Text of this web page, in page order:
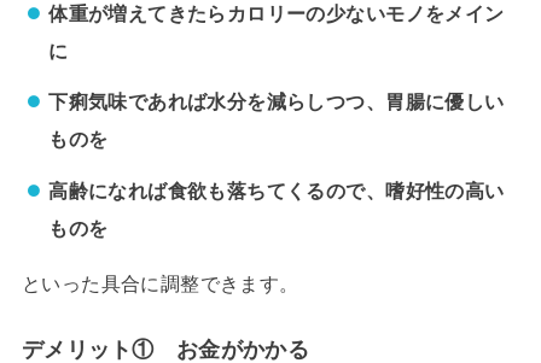
体重が増えてきたらカロリーの少ないモノをメイン
に
下痢気味であれば水分を減らしつつ、胃腸に優しい
ものを
高齢になれば食欲も落ちてくるので、嗜好性の高い
ものを
といった具合に調整できます。
デメリット① お金がかかる